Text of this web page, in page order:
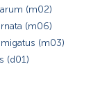
крові бажано
до 150-200
бажано
проводити
результату
лікар тощо.
(m02)
(m06)
(m03)
(d01)